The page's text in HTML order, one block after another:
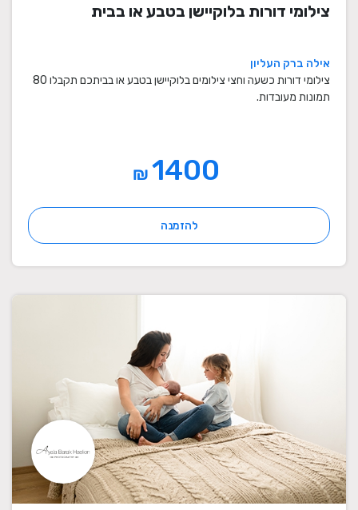
צילומי דורות בלוקיישן בטבע או בבית
אילה ברק העליון
צילומי דורות כשעה וחצי צילומים בלוקיישן בטבע או בביתכם תקבלו 80
תמונות מעובדות.
₪
להזמנה